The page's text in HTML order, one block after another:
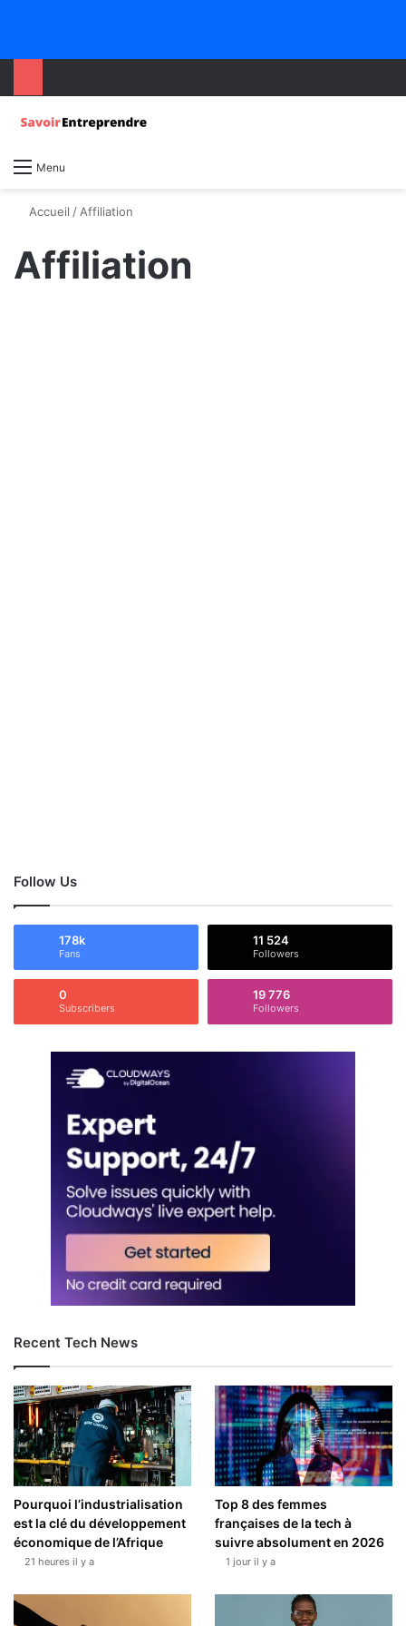
Menu
Accueil /Affiliation
Affiliation
Follow Us
178k
Fans
11 524
Followers
0
Subscribers
19 776
Followers
Recent Tech News
Pourquoi l’industrialisation
est la clé du développement
économique de l’Afrique
21 heures il y a
Top 8 des femmes
françaises de la tech à
suivre absolument en 2026
1 jour il y a